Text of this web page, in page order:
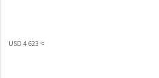
≈ 4 623 USD